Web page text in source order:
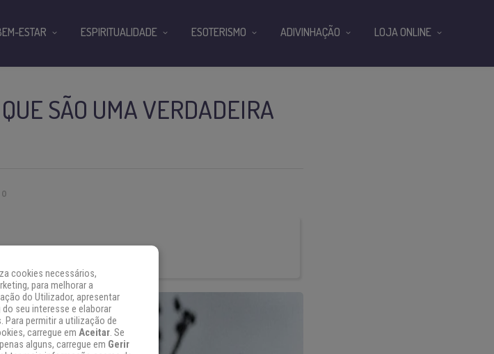
SÃO UMA VERDADEIRA
ESTAR ESPIRITUALIDADE ESOTERISMO ADIVINHAÇÃO LOJA ONLINE
cookies necessários,
para melhorar a
do Utilizador, apresentar
seu interesse e elaborar
permitir a utilização de
carregue em Aceitar. Se
alguns, carregue em Gerir